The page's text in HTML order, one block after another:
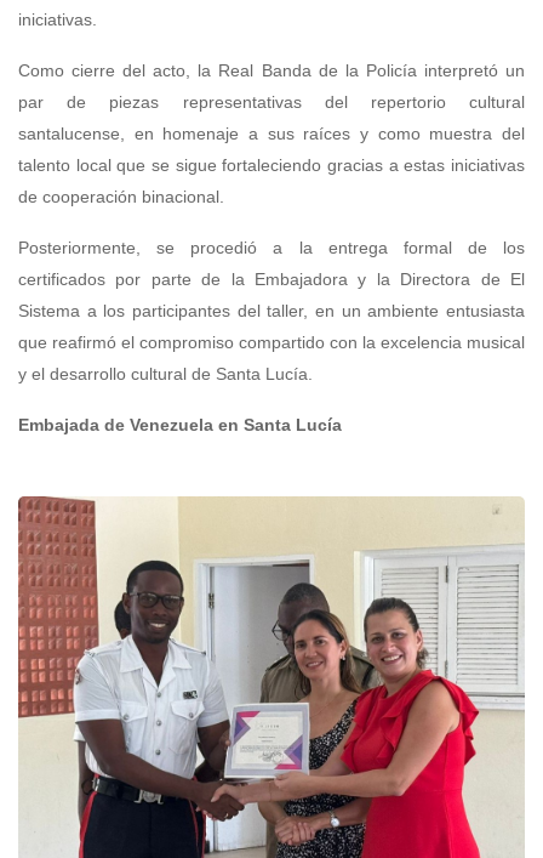
iniciativas.
Como cierre del acto, la Real Banda de la Policía interpretó un
par de piezas representativas del repertorio cultural
santalucense, en homenaje a sus raíces y como muestra del
talento local que se sigue fortaleciendo gracias a estas iniciativas
de cooperación binacional.
Posteriormente, se procedió a la entrega formal de los
certificados por parte de la Embajadora y la Directora de El
Sistema a los participantes del taller, en un ambiente entusiasta
que reafirmó el compromiso compartido con la excelencia musical
y el desarrollo cultural de Santa Lucía.
Embajada de Venezuela en Santa Lucía